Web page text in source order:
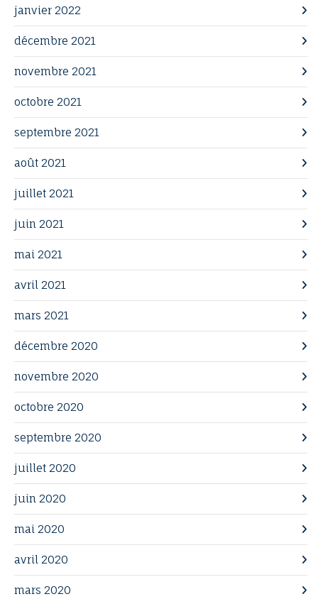
janvier 2022
décembre 2021
novembre 2021
octobre 2021
septembre 2021
août 2021
juillet 2021
juin 2021
mai 2021
avril 2021
mars 2021
décembre 2020
novembre 2020
octobre 2020
septembre 2020
juillet 2020
juin 2020
mai 2020
avril 2020
mars 2020